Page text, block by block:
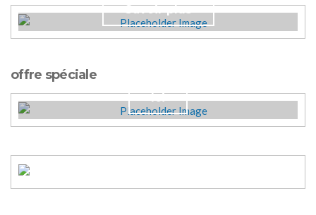
Savoir plus
offre spéciale
Ici